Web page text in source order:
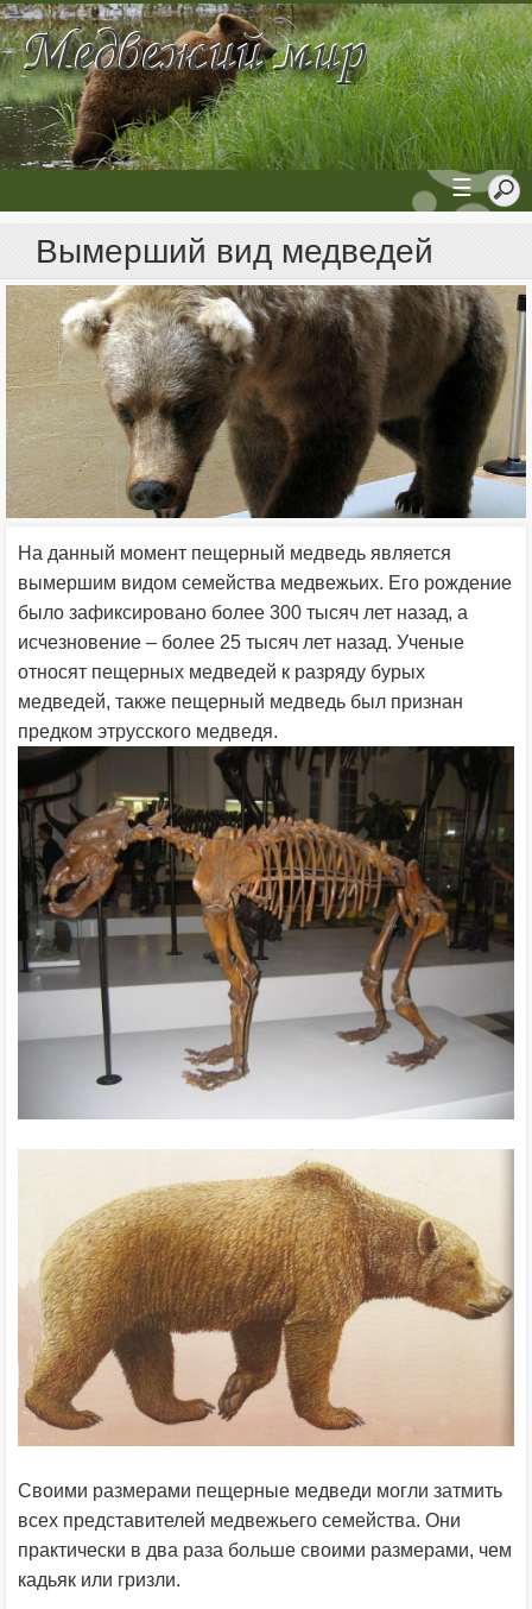
☰
Вымерший вид медведей
На данный момент пещерный медведь является
вымершим видом семейства медвежьих. Его рождение
было зафиксировано более 300 тысяч лет назад, а
исчезновение – более 25 тысяч лет назад. Ученые
относят пещерных медведей к разряду бурых
медведей, также пещерный медведь был признан
предком этрусского медведя.
Своими размерами пещерные медведи могли затмить
всех представителей медвежьего семейства. Они
практически в два раза больше своими размерами, чем
кадьяк или гризли.